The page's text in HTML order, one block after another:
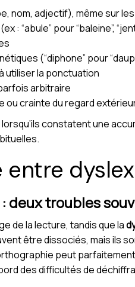
nom, adjectif), même sur
: “abule” pour “baleine”,
(“diphone” pour
utiliser la ponctuation
arbitraire
ou crainte du regard
constatent une
deux troubles
de la lecture, tandis que la
être dissociés, mais ils
peut
des difficultés de